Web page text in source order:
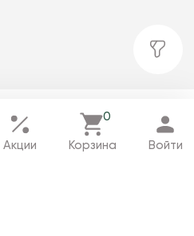
Корзина Профиль
Акции
0
Корзина Войти
«МИРРЭЙ»